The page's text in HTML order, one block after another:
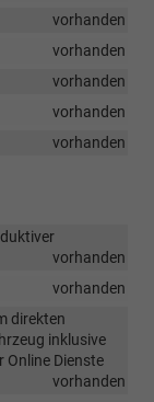
vorhanden
vorhanden
vorhanden
vorhanden
vorhanden
vorhanden
vorhanden
direkten
inklusive
Online Dienste
vorhanden